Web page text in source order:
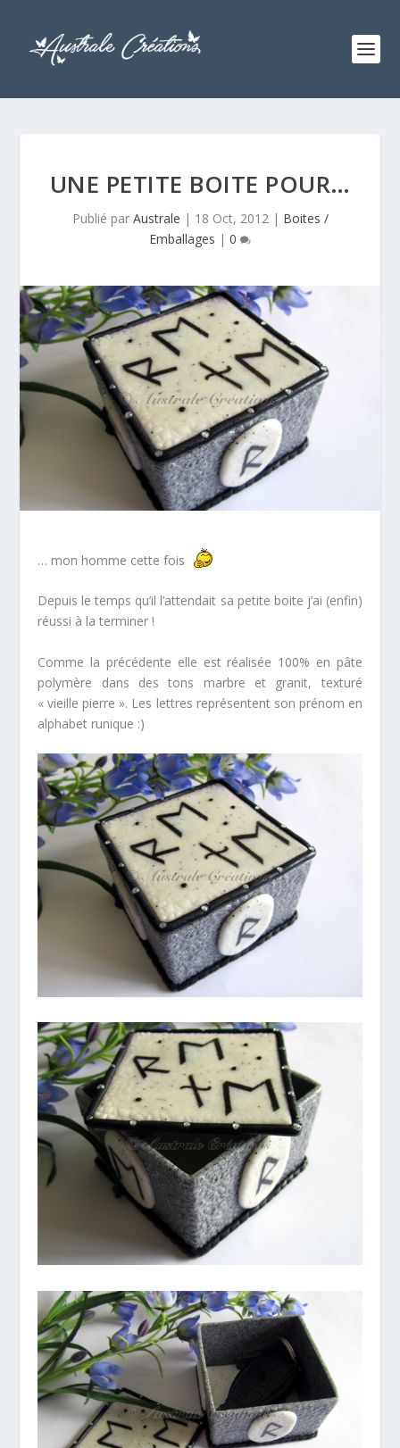
UNE PETITE BOITE POUR…
Publié par Australe | 18 Oct, 2012| Boites /
Emballages | 0
… mon homme cette fois
Depuis le temps qu’il l’attendait sa petite boite j’ai (enfin)
réussi à la terminer !
Comme la précédente elle est réalisée 100% en pâte
polymère dans des tons marbre et granit, texturé
« vieille pierre ». Les lettres représentent son prénom en
alphabet runique :)